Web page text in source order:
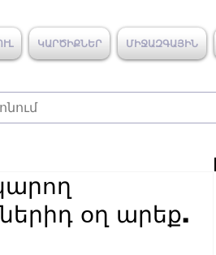
ԿԱՐԾԻՔՆԵՐ ՄԻՋԱԶԳԱՅԻՆ
օղ արեք.